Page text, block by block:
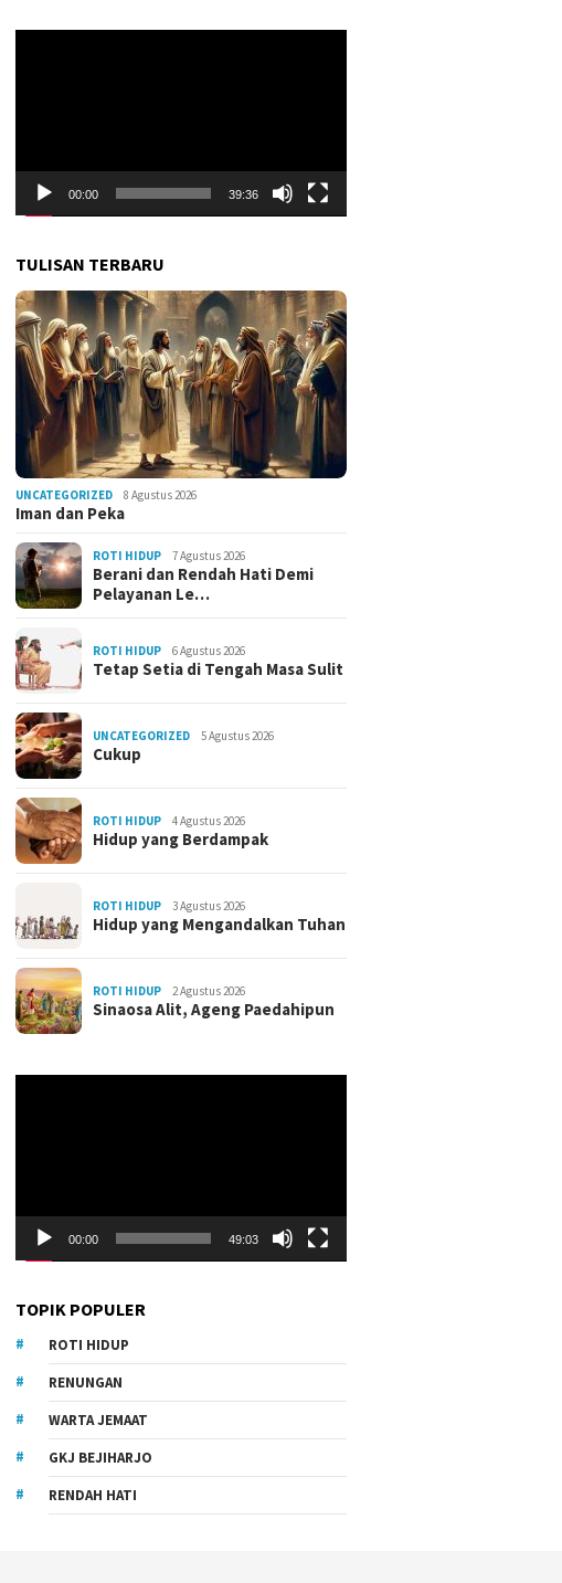
00:00 39:36
TULISAN TERBARU
UNCATEGORIZED 8 Agustus 2026
Iman dan Peka
ROTI HIDUP 7 Agustus 2026
Berani dan Rendah Hati Demi
Pelayanan Le…
ROTI HIDUP 6 Agustus 2026
Tetap Setia di Tengah Masa Sulit
UNCATEGORIZED 5 Agustus 2026
Cukup
ROTI HIDUP 4 Agustus 2026
Hidup yang Berdampak
ROTI HIDUP 3 Agustus 2026
Hidup yang Mengandalkan Tuhan
ROTI HIDUP 2 Agustus 2026
Sinaosa Alit, Ageng Paedahipun
00:00 49:03
TOPIK POPULER
ROTI HIDUP
RENUNGAN
WARTA JEMAAT
GKJ BEJIHARJO
RENDAH HATI